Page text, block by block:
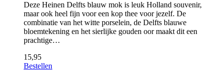
Deze Heinen Delfts blauw mok is leuk Holland souvenir,
maar ook heel fijn voor een kop thee voor jezelf. De
combinatie van het witte porselein, de Delfts blauwe
bloemtekening en het sierlijke gouden oor maakt dit een
prachtige…
15,95
Bestellen